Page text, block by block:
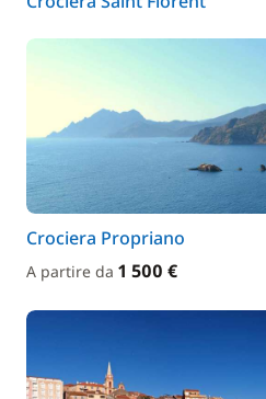
Crociera Propriano
A partire da 1 500 €